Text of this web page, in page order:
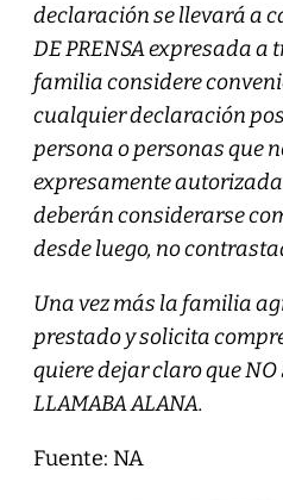
declaración se llevará a
DE PRENSA expresada a
familia considere
cualquier declaración
persona o personas que
expresamente
deberán considerarse
desde luego, no
Una vez más la familia
prestado y solicita
quiere dejar claro que NO
LLAMABA ALANA.
Fuente: NA